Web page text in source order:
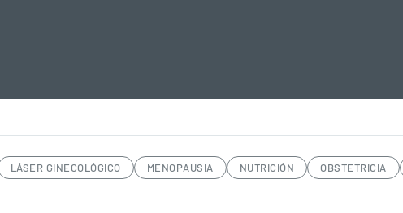
LÁSER GINECOLÓGICO MENOPAUSIA NUTRICIÓN OBSTETRICIA